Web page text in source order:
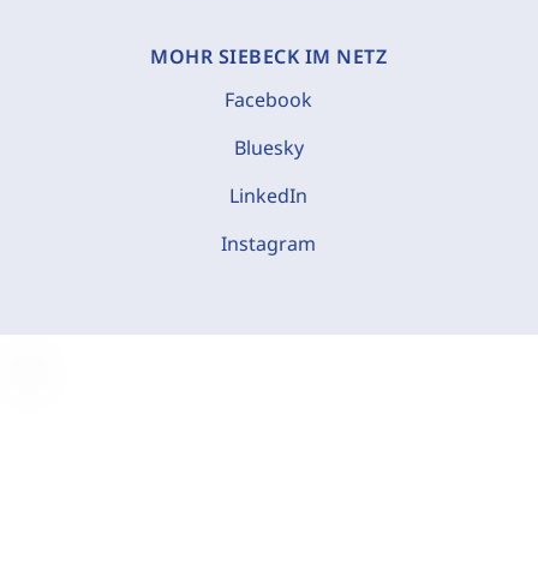
MOHR SIEBECK IM NETZ
Facebook
Bluesky
LinkedIn
Instagram